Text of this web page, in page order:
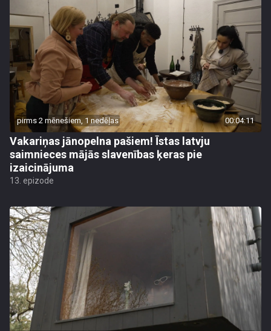
pirms 2 mēnešiem, 1 nedēļas 00:04:11
Vakariņas jānopelna pašiem! Īstas latvju
saimnieces mājās slavenības ķeras pie
izaicinājuma
13. epizode